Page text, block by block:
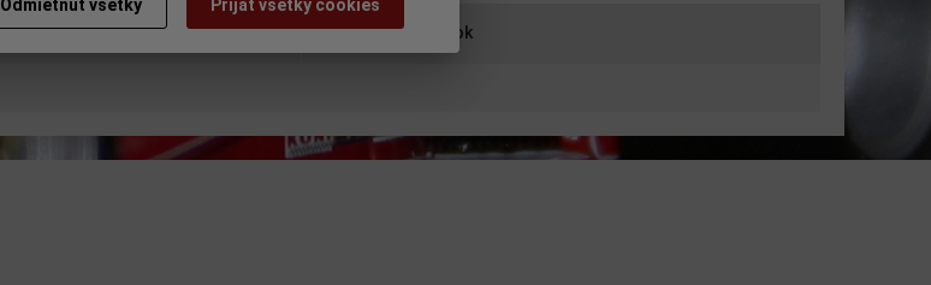
Doporučiť výrobok
Odmietnuť všetky Prijať všetky cookies